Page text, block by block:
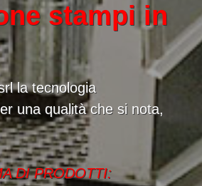
stampi in
la tecnologia
una qualità che si nota,
DI PRODOTTI: